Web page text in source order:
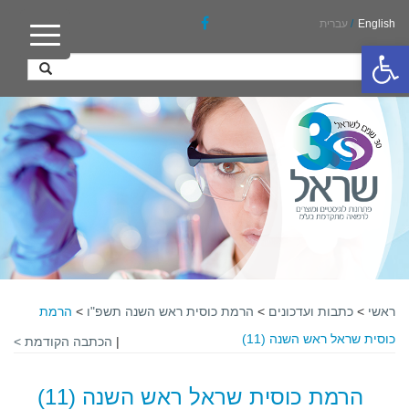
פתח סרגל נגישות
English
/ עברית
ראשי > כתבות ועדכונים > הרמת כוסית ראש השנה תשפ"ו > הרמת
כוסית שראל ראש השנה (11)
| הכתבה הקודמת >
הרמת כוסית שראל ראש השנה (11)